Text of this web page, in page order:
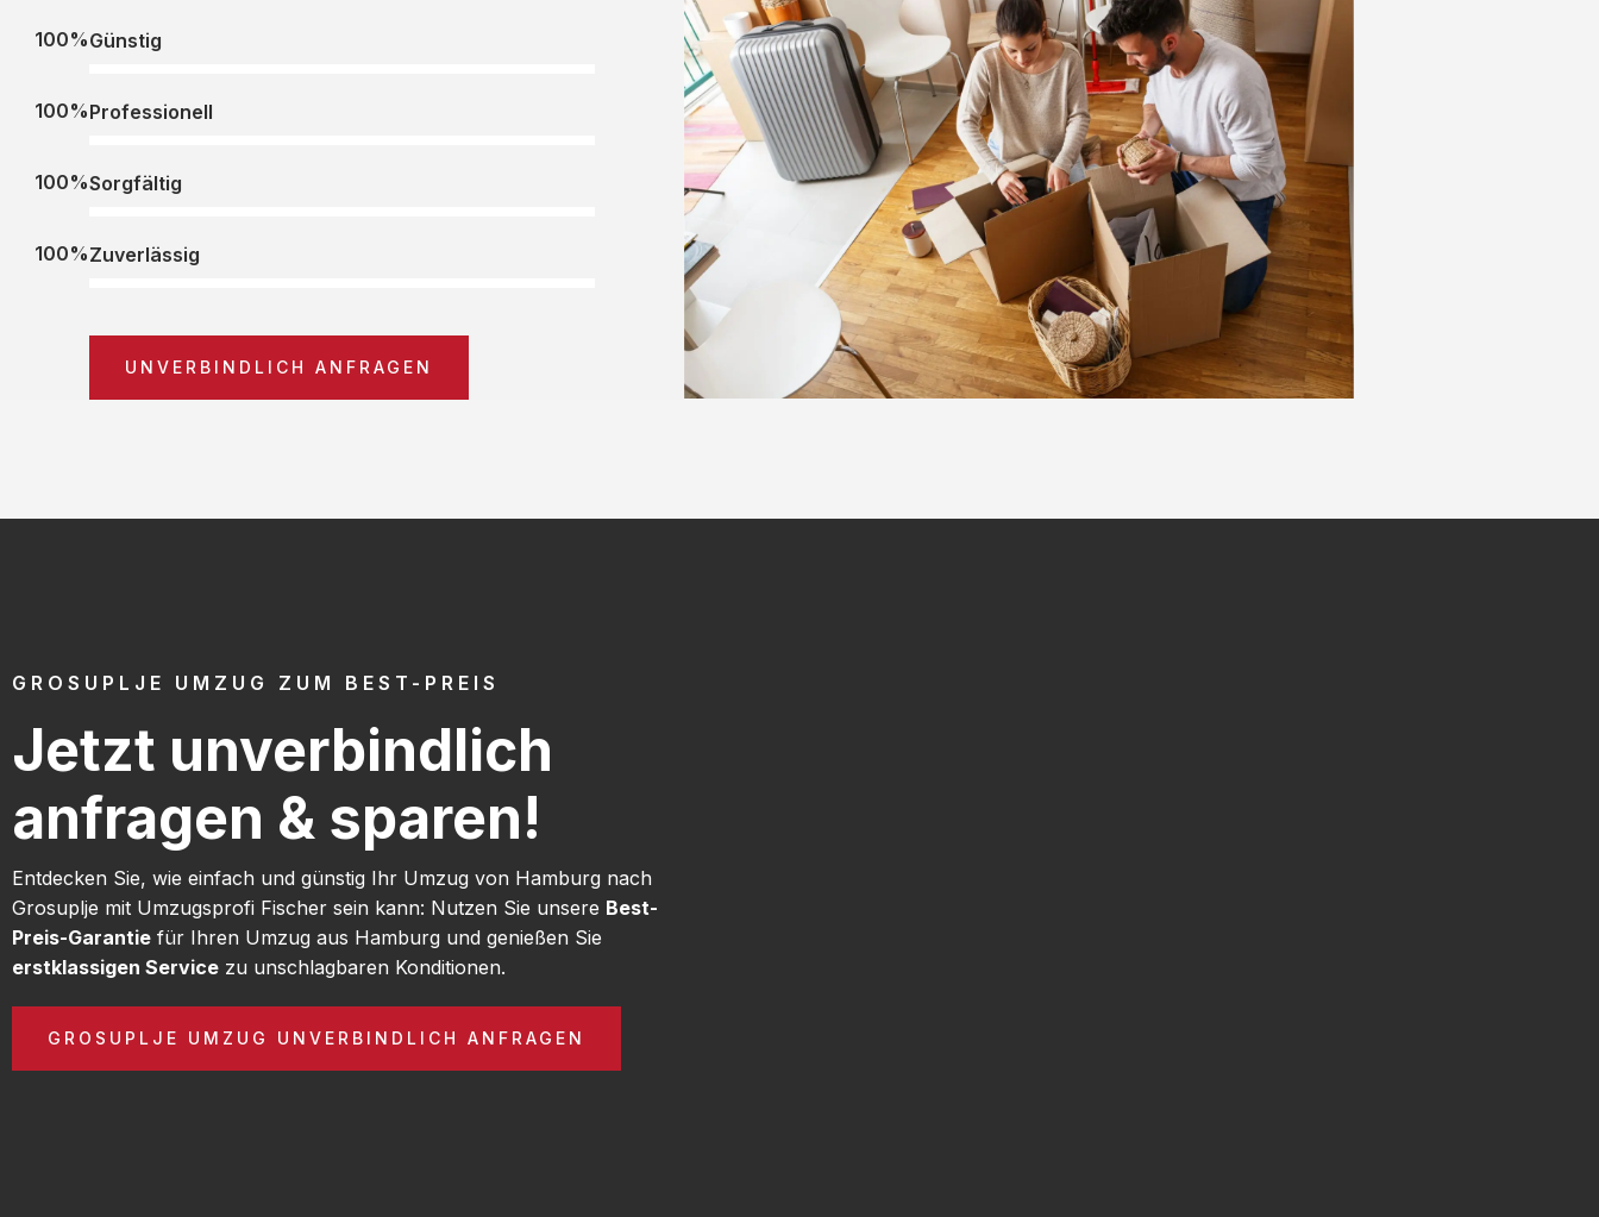
Günstig
100%
Professionell
100%
Sorgfältig
100%
Zuverlässig
100%
UNVERBINDLICH ANFRAGEN
GROSUPLJE UMZUG ZUM BEST-PREIS
Jetzt unverbindlich
anfragen & sparen!
Entdecken Sie, wie einfach und günstig Ihr Umzug von Hamburg nach
Grosuplje mit Umzugsprofi Fischer sein kann: Nutzen Sie unsere Best-
Preis-Garantie für Ihren Umzug aus Hamburg und genießen Sie
erstklassigen Service zu unschlagbaren Konditionen.
GROSUPLJE UMZUG UNVERBINDLICH ANFRAGEN